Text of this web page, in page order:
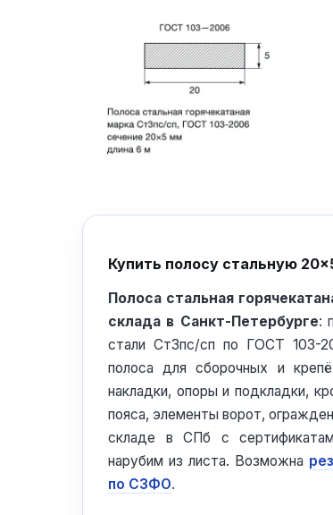
Купить полосу стальную
Полоса стальная
склада в Санкт-Петербурге:
стали Ст3пс/сп по ГОСТ 103-
полоса для сборочных и
накладки, опоры и подкладки,
пояса, элементы ворот,
складе в СПб с
нарубим из листа. Возможна
по СЗФО.